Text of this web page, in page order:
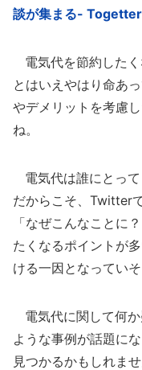
談が集まる- Togetter
電気代を節約したく
とはいえやはり命あ
やデメリットを考慮
ね。
電気代は誰にとっ
だからこそ、Twitter
「なぜこんなことに
たくなるポイントが
ける一因となっていそ
電気代に関して何
ような事例が話題に
見つかるかもしれませ